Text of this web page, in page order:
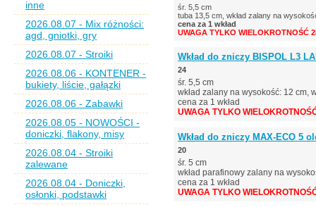
inne
2026.08.07 - Mix różności:
agd, gniotki, gry
2026.08.07 - Stroiki
2026.08.06 - KONTENER -
bukiety, liście, gałązki
2026.08.06 - Zabawki
2026.08.05 - NOWOŚCI -
doniczki, flakony, misy
2026.08.04 - Stroiki
zalewane
2026.08.04 - Doniczki,
osłonki, podstawki
śr. 5,5 cm
tuba 13,5 cm, wkład zalany na
cena za 1 wkład
UWAGA TYLKO WIELOKROTNOŚĆ
Wkład do zniczy BISPOL L3
24
śr. 5,5 cm
wkład zalany na wysokość: 12 cm,
cena za 1 wkład
UWAGA TYLKO
Wkład do zniczy MAX-ECO 5
20
śr. 5 cm
wkład parafinowy zalany na
cena za 1 wkład
UWAGA TYLKO